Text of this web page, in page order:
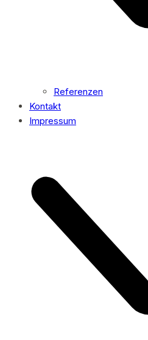
Referenzen
Kontakt
Impressum